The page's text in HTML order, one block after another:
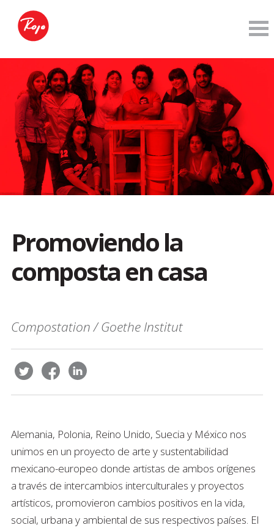
Promoviendo la
composta en casa
Compostation / Goethe Institut
Alemania, Polonia, Reino Unido, Suecia y México nos
unimos en un proyecto de arte y sustentabilidad
mexicano-europeo donde artistas de ambos orígenes
a través de intercambios interculturales y proyectos
artísticos, promovieron cambios positivos en la vida,
social, urbana y ambiental de sus respectivos países. El